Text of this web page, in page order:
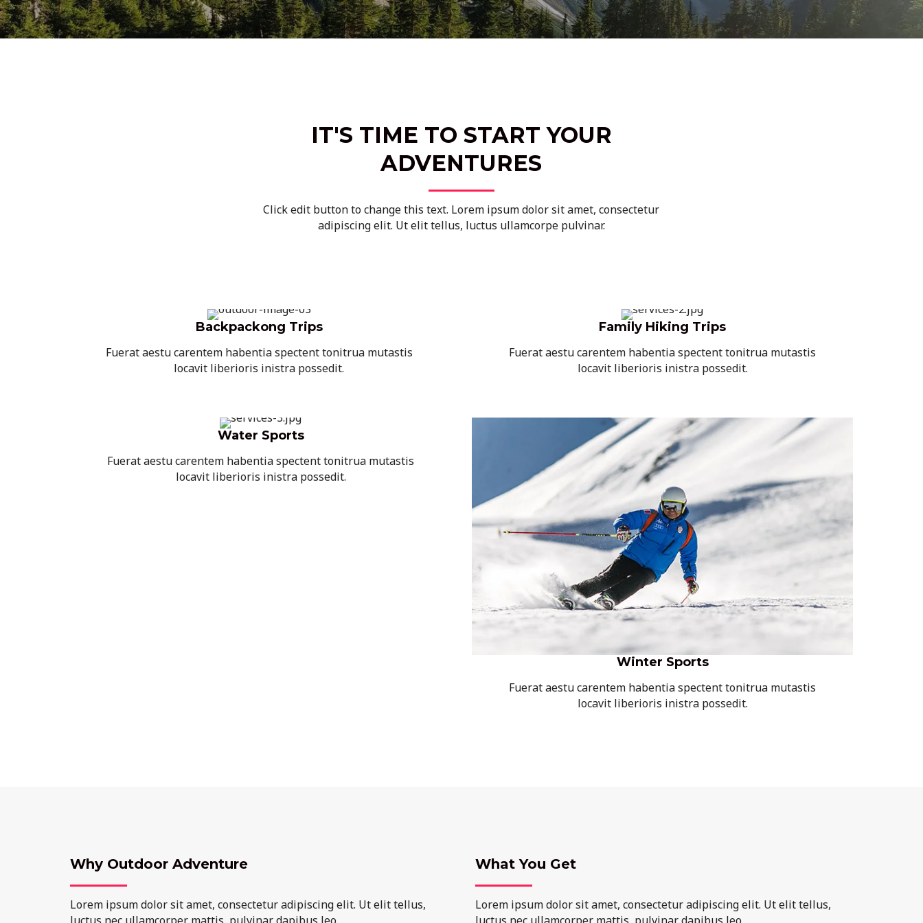
IT'S TIME TO START YOUR
ADVENTURES
Click edit button to change this text. Lorem ipsum dolor sit amet, consectetur
adipiscing elit. Ut elit tellus, luctus ullamcorpe pulvinar.
Backpackong Trips
Fuerat aestu carentem habentia spectent tonitrua mutastis
locavit liberioris inistra possedit.
Family Hiking Trips
Fuerat aestu carentem habentia spectent tonitrua mutastis
locavit liberioris inistra possedit.
Water Sports
Fuerat aestu carentem habentia spectent tonitrua mutastis
locavit liberioris inistra possedit.
Winter Sports
Fuerat aestu carentem habentia spectent tonitrua mutastis
locavit liberioris inistra possedit.
Why Outdoor Adventure
Lorem ipsum dolor sit amet, consectetur adipiscing elit. Ut elit tellus,
What You Get
Lorem ipsum dolor sit amet, consectetur adipiscing elit. Ut elit tellus,